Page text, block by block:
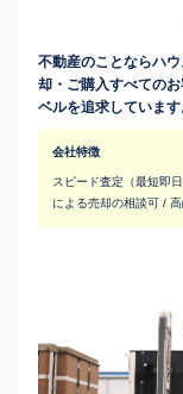
不動産のことならハ
却・ご購入すべての
ベルを追求しています
会社特徴
スピード査定（最短即
による売却の相談可 /